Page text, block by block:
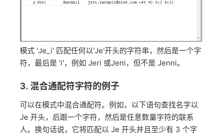
模式 'Je_i' 匹配任何以'Je'开头的字符串，然后是一个字
符，最后是 'i'，例如 Jeri 或Jeni，但不是 Jenni。
3. 混合通配符字符的例子
可以在模式中混合通配符。例如，以下语句查找名字以
Je 开头，后跟一个字符，然后是任意数量字符的联系
人。换句话说，它将匹配以 Je 开头并且至少有 3 个字